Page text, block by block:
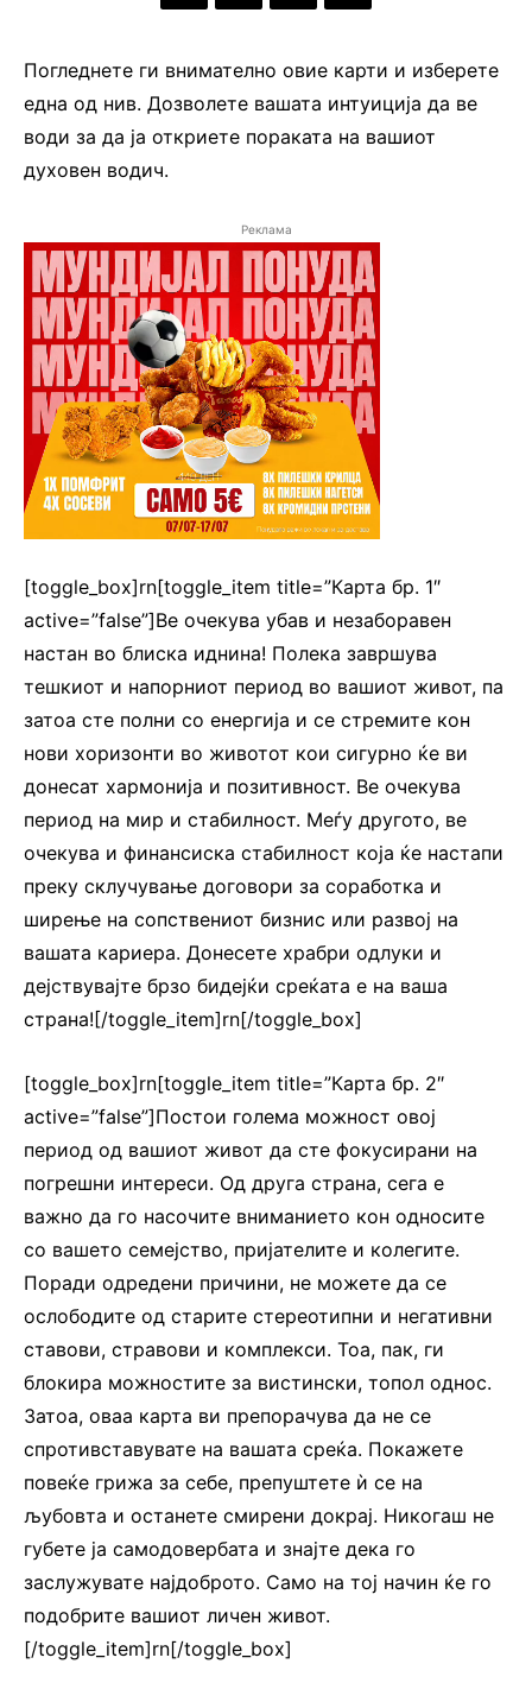
Погледнете ги внимателно овие карти и изберете
една од нив. Дозволете вашата интуиција да ве
води за да ја откриете пораката на вашиот
духовен водич.
Реклама
[toggle_box]rn[toggle_item title=”Карта бр. 1″
active=”false”]Ве очекува убав и незаборавен
настан во блиска иднина! Полека завршува
тешкиот и напорниот период во вашиот живот, па
затоа сте полни со енергија и се стремите кон
нови хоризонти во животот кои сигурно ќе ви
донесат хармонија и позитивност. Ве очекува
период на мир и стабилност. Меѓу другото, ве
очекува и финансиска стабилност која ќе настапи
преку склучување договори за соработка и
ширење на сопствениот бизнис или развој на
вашата кариера. Донесете храбри одлуки и
дејствувајте брзо бидејќи среќата е на ваша
страна![/toggle_item]rn[/toggle_box]
[toggle_box]rn[toggle_item title=”Карта бр. 2″
active=”false”]Постои голема можност овој
период од вашиот живот да сте фокусирани на
погрешни интереси. Од друга страна, сега е
важно да го насочите вниманието кон односите
со вашето семејство, пријателите и колегите.
Поради одредени причини, не можете да се
ослободите од старите стереотипни и негативни
ставови, стравови и комплекси. Тоа, пак, ги
блокира можностите за вистински, топол однос.
Затоа, оваа карта ви препорачува да не се
спротивставувате на вашата среќа. Покажете
повеќе грижа за себе, препуштете ѝ се на
љубовта и останете смирени докрај. Никогаш не
губете ја самодовербата и знајте дека го
заслужувате најдоброто. Само на тој начин ќе го
подобрите вашиот личен живот.
[/toggle_item]rn[/toggle_box]